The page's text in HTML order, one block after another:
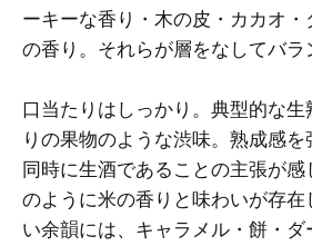
ーキーな香り・木の皮・カカオ
の香り。それらが層をなしてバラ
口当たりはしっかり。典型的な
りの果物のような渋味。熟成感を
同時に生酒であることの主張が
のように米の香りと味わいが存
い余韻には、キャラメル・餅・ダ